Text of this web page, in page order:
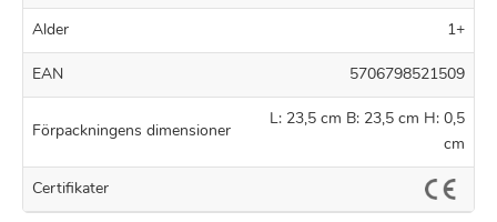
Alder 1+
EAN 5706798521509
Förpackningens dimensioner
L: 23,5 cm B: 23,5 cm H: 0,5
cm
Certifikater